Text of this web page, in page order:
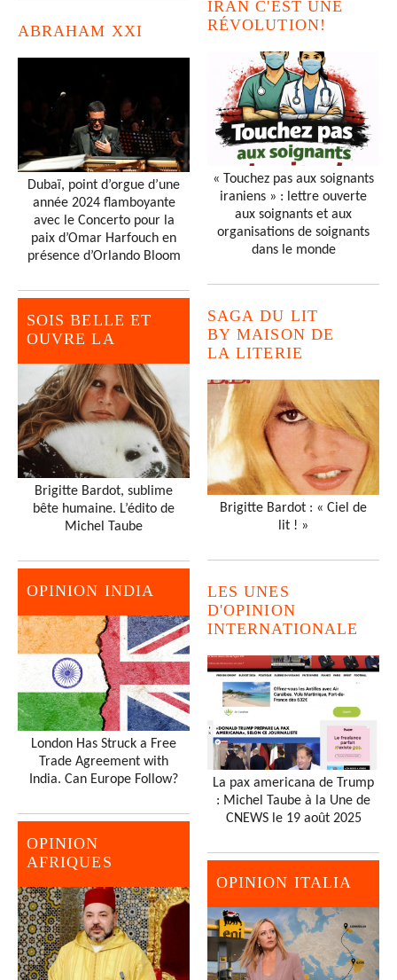
ABRAHAM XXI
Dubaï, point d’orgue d’une
année 2024 flamboyante
avec le Concerto pour la
paix d’Omar Harfouch en
présence d’Orlando Bloom
SOIS BELLE ET
OUVRE LA
Brigitte Bardot, sublime
bête humaine. L’édito de
Michel Taube
OPINION INDIA
London Has Struck a Free
Trade Agreement with
India. Can Europe Follow?
OPINION
AFRIQUES
IRAN C'EST UNE
RÉVOLUTION!
« Touchez pas aux soignants
iraniens » : lettre ouverte
aux soignants et aux
organisations de soignants
dans le monde
SAGA DU LIT
BY MAISON DE
LA LITERIE
Brigitte Bardot : « Ciel de
lit ! »
LES UNES
D'OPINION
INTERNATIONALE
La pax americana de Trump
: Michel Taube à la Une de
CNEWS le 19 août 2025
OPINION ITALIA